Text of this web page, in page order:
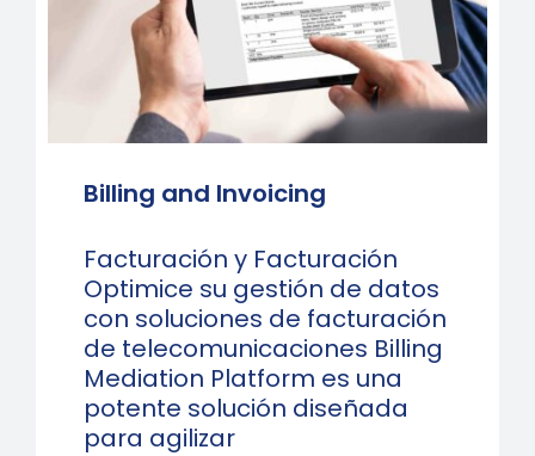
Billing and Invoicing
Facturación y Facturación
Optimice su gestión de datos
con soluciones de facturación
de telecomunicaciones Billing
Mediation Platform es una
potente solución diseñada
para agilizar